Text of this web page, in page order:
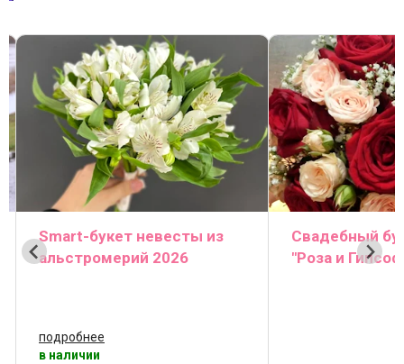
Smart-букет невесты из
альстромерий 2026
подробнее
в наличии
Свадебный
"Роза и